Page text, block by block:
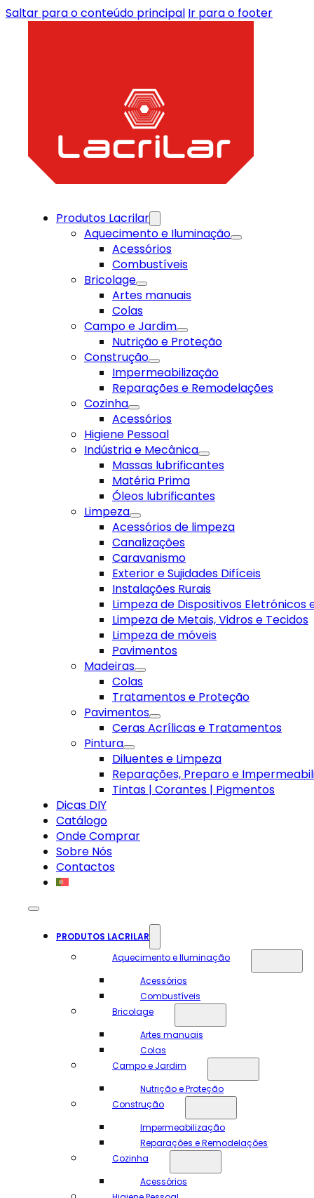
Saltar para o conteúdo principal Ir para o footer
Produtos Lacrilar
Aquecimento e Iluminação
Acessórios
Combustíveis
Bricolage
Artes manuais
Colas
Campo e Jardim
Nutrição e Proteção
Construção
Impermeabilização
Reparações e Remodelações
Cozinha
Acessórios
Higiene Pessoal
Indústria e Mecânica
Massas lubrificantes
Matéria Prima
Óleos lubrificantes
Limpeza
Acessórios de limpeza
Canalizações
Caravanismo
Exterior e Sujidades Difíceis
Instalações Rurais
Limpeza de Dispositivos
Limpeza de Metais, Vidros e Tecidos
Limpeza de móveis
Pavimentos
Madeiras
Colas
Tratamentos e Proteção
Pavimentos
Ceras Acrílicas e Tratamentos
Pintura
Diluentes e Limpeza
Reparações, Preparo e
Tintas | Corantes | Pigmentos
Dicas DIY
Catálogo
Onde Comprar
Sobre Nós
Contactos
PRODUTOS LACRILAR
Aquecimento e Iluminação
Acessórios
Combustíveis
Bricolage
Artes manuais
Colas
Campo e Jardim
Nutrição e Proteção
Construção
Impermeabilização
Reparações e Remodelações
Cozinha
Acessórios